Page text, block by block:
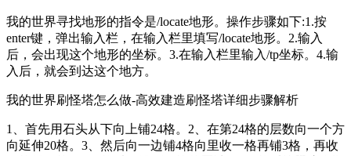
我的世界寻找地形的指令是/locate地形。操作步骤如下:1.按
enter键，弹出输入栏，在输入栏里填写/locate地形。2.输入
后，会出现这个地形的坐标。3.在输入栏里输入/tp坐标。4.输
入后，就会到达这个地方。
我的世界刷怪塔怎么做-高效建造刷怪塔详细步骤解析
1、首先用石头从下向上铺24格。2、在第24格的层数向一个方
向延伸20格。3、然后向一边铺4格向里收一格再铺3格，再收